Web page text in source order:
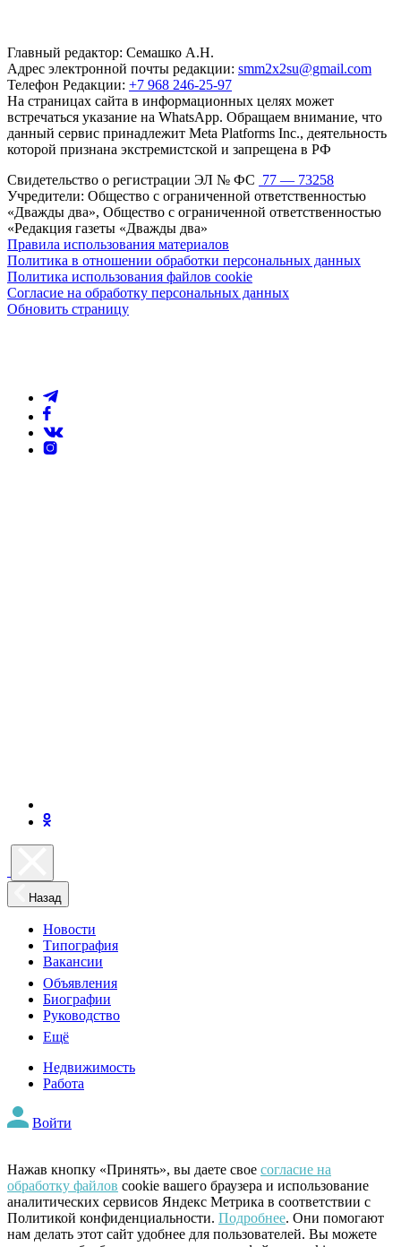
Главный редактор: Семашко А.Н.
Адрес электронной почты редакции: smm2x2su@gmail.com
Телефон Редакции: +7 968 246-25-97
На страницах сайта в информационных целях может
встречаться указание на WhatsApp. Обращаем внимание, что
данный сервис принадлежит Meta Platforms Inc., деятельность
которой признана экстремистской и запрещена в РФ
Свидетельство о регистрации ЭЛ № ФС 77 — 73258
Учредители: Общество с ограниченной ответственностью
«Дважды два», Общество с ограниченной ответственностью
«Редакция газеты «Дважды два»
Правила использования материалов
Политика в отношении обработки персональных данных
Политика использования файлов cookie
Согласие на обработку персональных данных
Обновить страницу
Назад
Новости
Типография
Вакансии
Объявления
Биографии
Руководство
Ещё
Недвижимость
Работа
Войти
Нажав кнопку «Принять», вы даете свое согласие на
обработку файлов cookie вашего браузера и использование
аналитических сервисов Яндекс Метрика в соответствии с
Политикой конфиденциальности. Подробнее. Они помогают
нам делать этот сайт удобнее для пользователей. Вы можете